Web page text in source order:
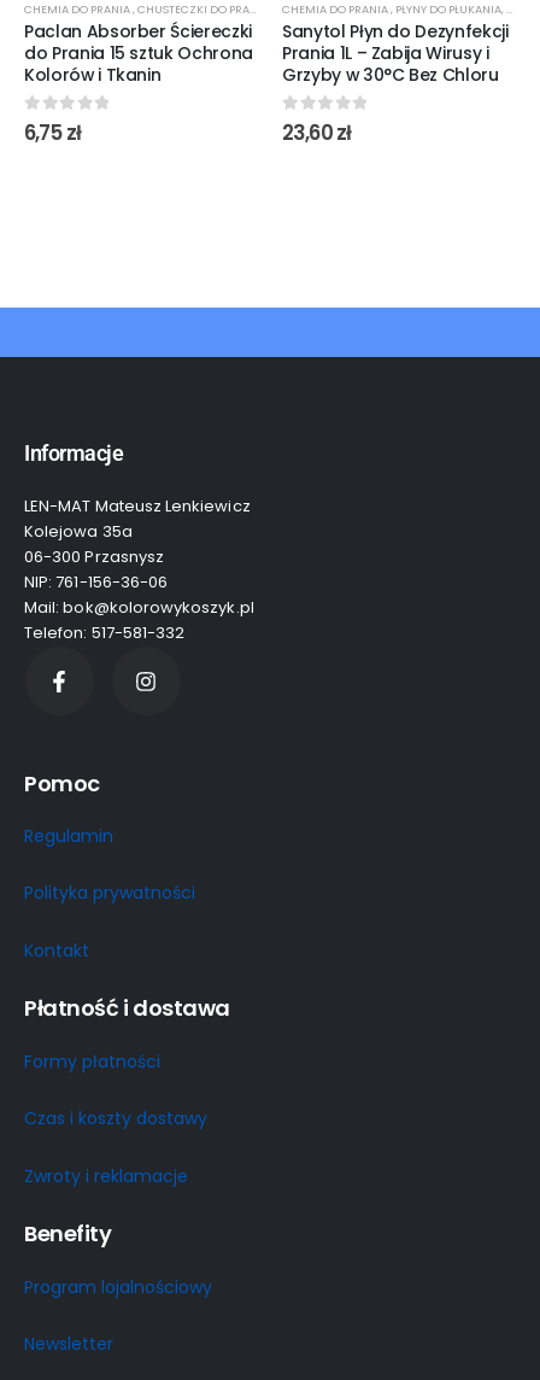
CHEMIA DO PRANIA,CHUSTECZKI DO PRANIA
Paclan Absorber Ściereczki
do Prania 15 sztuk Ochrona
Kolorów i Tkanin
0out of 5
6,75zł
CHEMIA DO PRANIA, PŁYNY DO PŁUKANIA,
Sanytol Płyn do Dezynfekcji
Prania 1L – Zabija Wirusy i
Grzyby w 30°C Bez Chloru
0out of 5
23,60zł
Informacje
LEN-MAT Mateusz Lenkiewicz
Kolejowa 35a
06-300 Przasnysz
NIP: 761-156-36-06
Mail: bok@kolorowykoszyk.pl
Telefon: 517-581-332
Pomoc
Regulamin
Polityka prywatności
Kontakt
Płatność i dostawa
Formy płatności
Czas i koszty dostawy
Zwroty i reklamacje
Benefity
Program lojalnościowy
Newsletter